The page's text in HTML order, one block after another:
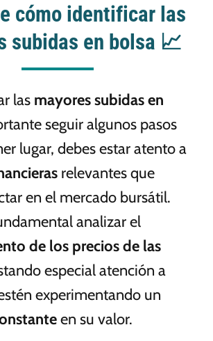
cómo identificar las
subidas en bolsa 📈
las mayores subidas en
seguir algunos pasos
lugar, debes estar atento a
relevantes que
en el mercado bursátil.
analizar el
de los precios de las
especial atención a
experimentando un
en su valor.